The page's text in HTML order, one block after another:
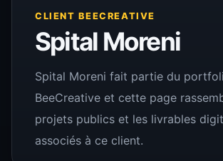
CLIENT BEECREATIVE
Spital Moreni
Spital Moreni fait partie du
BeeCreative et cette page
projets publics et les livrables
associés à ce client.